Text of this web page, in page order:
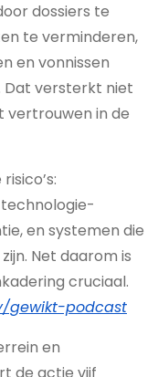
dossiers te
te verminderen,
en vonnissen
versterkt niet
vertrouwen in de
en systemen die
Net daarom is
cruciaal.
gewikt-podcast
en